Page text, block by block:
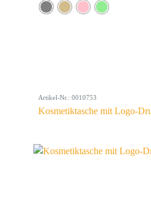
Artikel-Nr.: 0010753
Kosmetiktasche mit Logo-